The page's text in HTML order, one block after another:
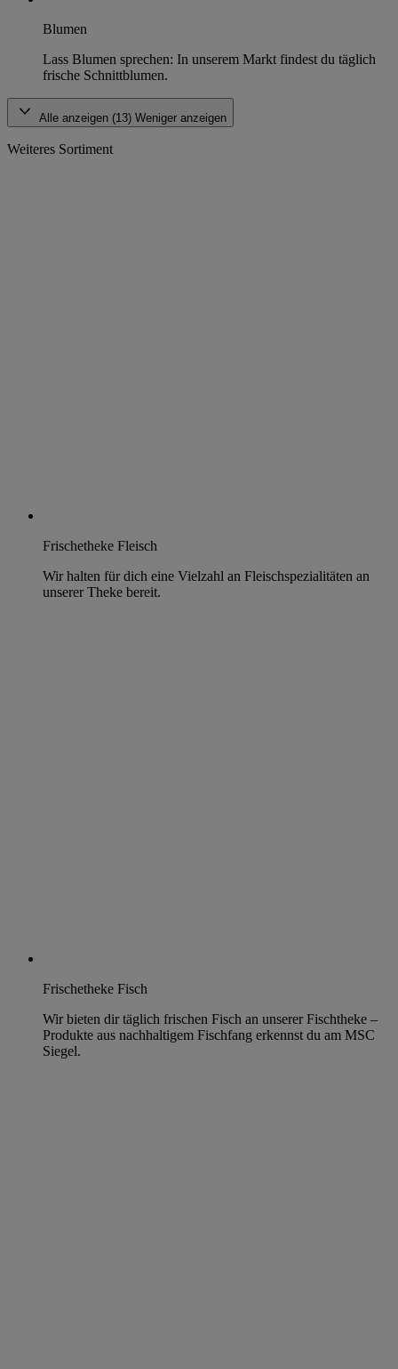
Blumen
Lass Blumen sprechen: In unserem Markt findest du täglich
frische Schnittblumen.
Alle anzeigen (13) Weniger anzeigen
Weiteres Sortiment
Frischetheke Fleisch
Wir halten für dich eine Vielzahl an Fleischspezialitäten an
unserer Theke bereit.
Frischetheke Fisch
Wir bieten dir täglich frischen Fisch an unserer Fischtheke –
Produkte aus nachhaltigem Fischfang erkennst du am MSC
Siegel.